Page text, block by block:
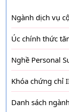
Ngành dịch vụ
Úc chính thức
Nghề Personal
Khóa chứng chỉ
Danh sách